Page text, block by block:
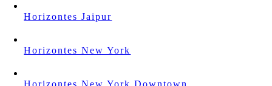
Horizontes Jaipur
Horizontes New York
Horizontes New York Downtown